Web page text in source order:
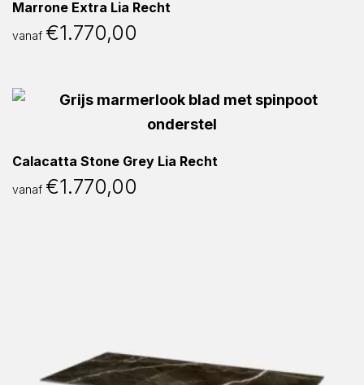
Marrone Extra Lia Recht
vanaf €1.770,00
Calacatta Stone Grey Lia Recht
vanaf €1.770,00